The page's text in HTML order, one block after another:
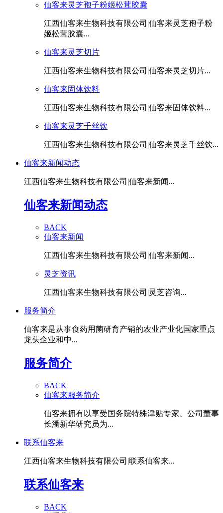
仙客来灵芝孢子粉姬松茸胶囊
江西仙客来生物科技有限公司|仙客来灵芝孢子粉
姬松茸胶囊...
仙客来灵芝切片
江西仙客来生物科技有限公司|仙客来灵芝切片...
仙客来固体饮料
江西仙客来生物科技有限公司|仙客来固体饮料...
仙客来灵芝千丝饮
江西仙客来生物科技有限公司|仙客来灵芝千丝饮...
仙客来新闻动态
江西仙客来生物科技有限公司|仙客来新闻...
仙客来新闻动态
BACK
仙客来新闻
江西仙客来生物科技有限公司|仙客来新闻...
灵芝资讯
江西仙客来生物科技有限公司|灵芝咨询...
服务简介
仙客来是从事食药用菌研育产销的农业产业化国家重点
龙头企业和中...
服务简介
BACK
仙客来服务简介
仙客来拥有以享受国务院特殊津贴专家、公司董事
长潘新华研究员为...
联系仙客来
江西仙客来生物科技有限公司|联系仙客来...
联系仙客来
BACK